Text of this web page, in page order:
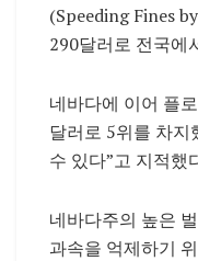
(Speeding Fines
290달러로 전국에
네바다에 이어 플
달러로 5위를 차지
수 있다”고 지적했
네바다주의 높은
과속을 억제하기